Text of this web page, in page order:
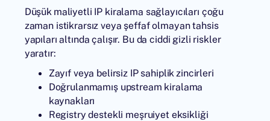
Düşük maliyetli IP kiralama sağlayıcıları çoğu
zaman istikrarsız veya şeffaf olmayan tahsis
yapıları altında çalışır. Bu da ciddi gizli riskler
yaratır:
Zayıf veya belirsiz IP sahiplik zincirleri
Doğrulanmamış upstream kiralama
kaynakları
Registry destekli meşruiyet eksikliği